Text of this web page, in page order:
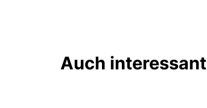
Auch interessant